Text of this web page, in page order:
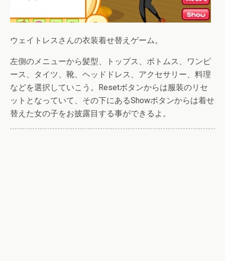
ウェイトレスさんの衣装着せ替えゲーム。
左側のメニューから髪型、トップス、ボトムス、ワンピ
ース、タイツ、靴、ヘッドドレス、アクセサリー、料理
などを選択していこう。Resetボタンからは服装のリセ
ットとなっていて、その下にあるShowボタンからは着せ
替えた女の子をお披露目する事ができるよ。